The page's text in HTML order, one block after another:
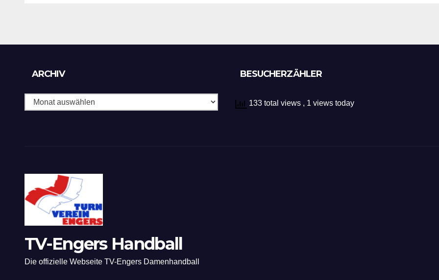
ARCHIV BESUCHERZÄHLER
133 total views , 1 views today
TV-Engers Handball
Die offizielle Webseite TV-Engers Damenhandball